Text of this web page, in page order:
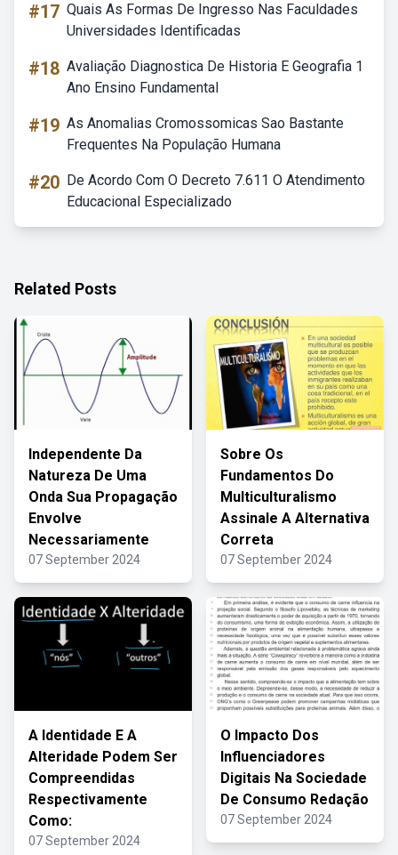
#17 Quais As Formas De Ingresso Nas Faculdades
Universidades Identificadas
#18 Avaliação Diagnostica De Historia E Geografia 1
Ano Ensino Fundamental
#19 As Anomalias Cromossomicas Sao Bastante
Frequentes Na População Humana
#20 De Acordo Com O Decreto 7.611 O Atendimento
Educacional Especializado
Related Posts
Independente Da
Natureza De Uma
Onda Sua Propagação
Envolve
Necessariamente
07 September 2024
Sobre Os
Fundamentos Do
Multiculturalismo
Assinale A Alternativa
Correta
07 September 2024
A Identidade E A
Alteridade Podem Ser
Compreendidas
Respectivamente
Como:
07 September 2024
O Impacto Dos
Influenciadores
Digitais Na Sociedade
De Consumo Redação
07 September 2024